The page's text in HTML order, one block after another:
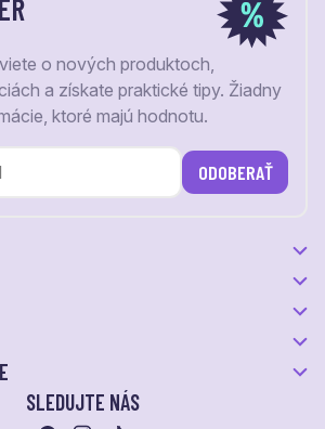
o nových produktoch,
a získate praktické tipy. Žiadny
ktoré majú hodnotu.
ODOBERAŤ
SLEDUJTE NÁS